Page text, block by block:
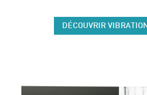
DÉCOUVRIR